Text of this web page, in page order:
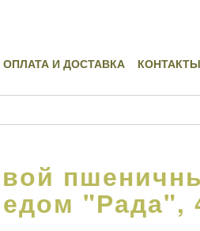
ОПЛАТА И ДОСТАВКА КОНТАКТЫ
"Рада",